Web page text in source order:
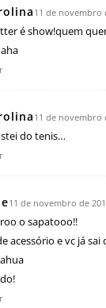
11 de novembro
é show!quem
11 de novembro
do tenis…
11 de novembro de
o sapatooo!!
acessório e vc já sai